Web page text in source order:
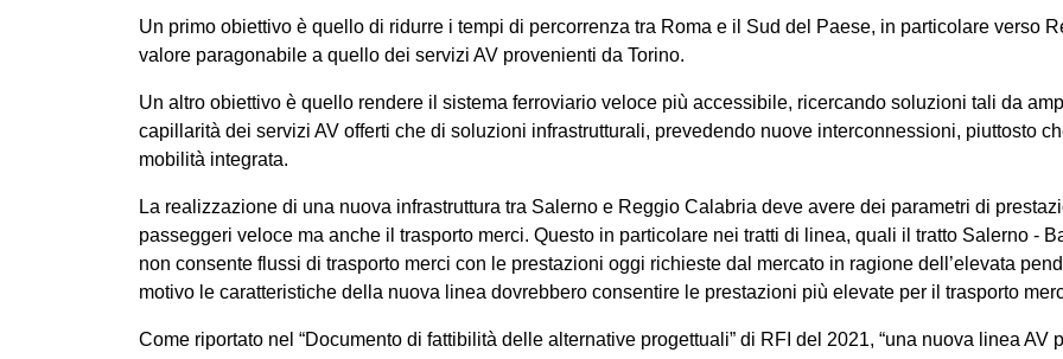
Un primo obiettivo è quello di ridurre i tempi di percorrenza tra Roma e il Sud del Paese, in particolare verso
valore paragonabile a quello dei servizi AV provenienti da Torino.
Un altro obiettivo è quello rendere il sistema ferroviario veloce più accessibile, ricercando soluzioni tali da
capillarità dei servizi AV offerti che di soluzioni infrastrutturali, prevedendo nuove interconnessioni, piuttosto
mobilità integrata.
La realizzazione di una nuova infrastruttura tra Salerno e Reggio Calabria deve avere dei parametri di
passeggeri veloce ma anche il trasporto merci. Questo in particolare nei tratti di linea, quali il tratto Salerno -
non consente flussi di trasporto merci con le prestazioni oggi richieste dal mercato in ragione dell’elevata
motivo le caratteristiche della nuova linea dovrebbero consentire le prestazioni più elevate per il trasporto
Come riportato nel “Documento di fattibilità delle alternative progettuali” di RFI del 2021, “una nuova linea